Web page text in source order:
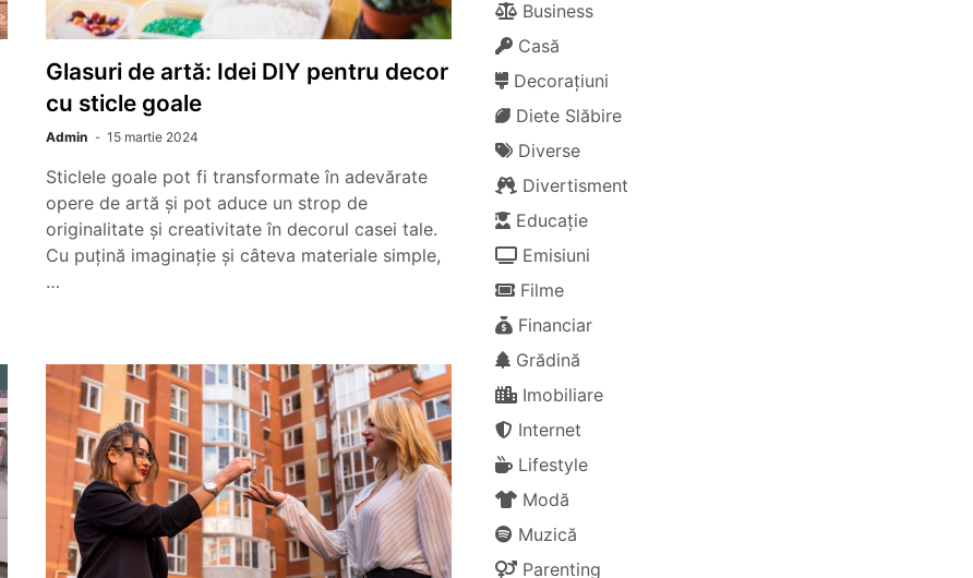
Glasuri de artă: Idei DIY pentru decor
cu sticle goale
Admin 15 martie 2024
Sticlele goale pot fi transformate în adevărate
opere de artă și pot aduce un strop de
originalitate și creativitate în decorul casei tale.
Cu puțină imaginație și câteva materiale simple,
…
Business
Casă
Decorațiuni
Diete Slăbire
Diverse
Divertisment
Educație
Emisiuni
Filme
Financiar
Grădină
Imobiliare
Internet
Lifestyle
Modă
Muzică
Parenting